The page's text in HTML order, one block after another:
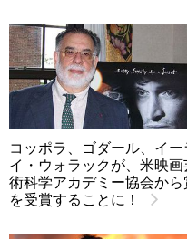
コッポラ、ゴダール、イー
イ・ウォラックが、米映
術科学アカデミー協会から
を受賞することに！